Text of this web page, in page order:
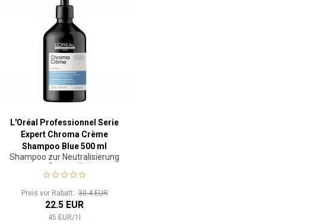
L'Oréal Professionnel Serie
Expert Chroma Crème
Shampoo Blue 500 ml
Shampoo zur Neutralisierung
von Orangetönen
Preis vor Rabatt: 30.4 EUR
22.5 EUR
45 EUR/1